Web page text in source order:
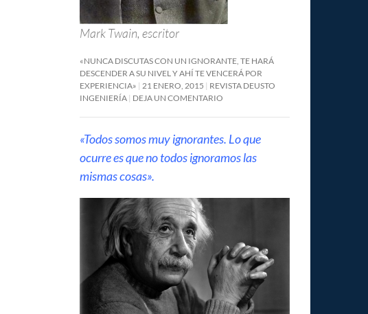
Mark Twain, escritor
«NUNCA DISCUTAS CON UN IGNORANTE, TE HARÁ
DESCENDER A SU NIVEL Y AHÍ TE VENCERÁ POR
EXPERIENCIA» 21 ENERO, 2015
REVISTA DEUSTO
INGENIERÍA DEJA UN COMENTARIO
«Todos somos muy ignorantes. Lo que
ocurre es que no todos ignoramos las
mismas cosas».